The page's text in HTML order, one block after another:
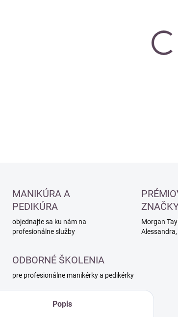
MANIKÚRA A
PEDIKÚRA
objednajte sa ku nám na
profesionálne služby
Morgan
Alessandra,
ODBORNÉ ŠKOLENIA
pre profesionálne manikérky a pedikérky
Popis